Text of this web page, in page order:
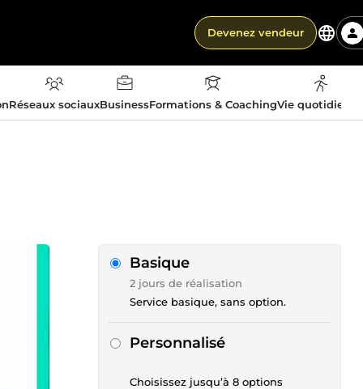
Devenez vendeur
Réseaux sociauxBusinessFormations & CoachingVie
Basique
2 jours de réalisation
Service basique, sans option.
Personnalisé
Choisissez jusqu’à 8 options